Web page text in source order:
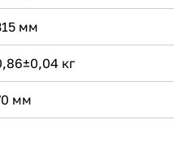
мм
кг
мм